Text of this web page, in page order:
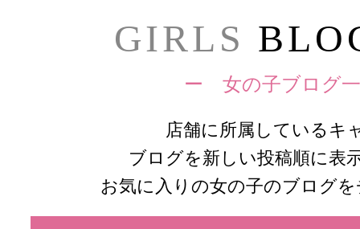
GIRLS
ー 女の子ブログ
店舗に所属しているキ
ブログを新しい投稿順に表
お気に入りの女の子のブログ